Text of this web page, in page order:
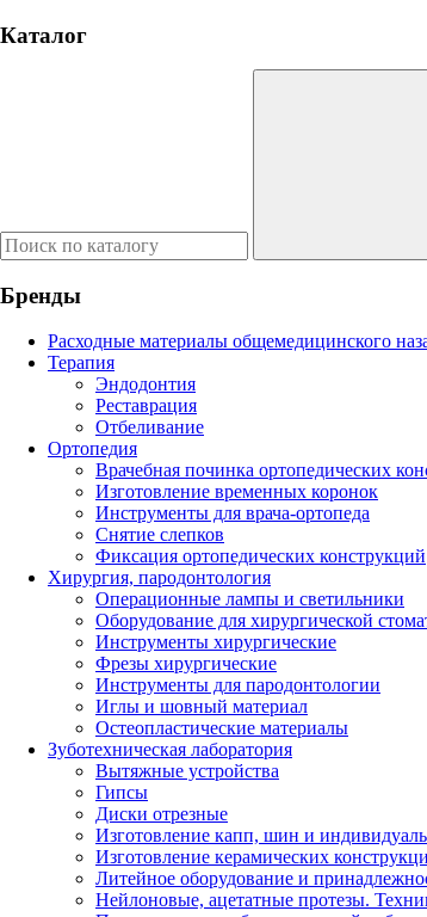
Каталог
Бренды
Расходные материалы общемедицинского
Терапия
Эндодонтия
Реставрация
Отбеливание
Ортопедия
Врачебная починка ортопедических
Изготовление временных коронок
Инструменты для врача-ортопеда
Снятие слепков
Фиксация ортопедических конструкций
Хирургия, пародонтология
Операционные лампы и светильники
Оборудование для хирургической
Инструменты хирургические
Фрезы хирургические
Инструменты для пародонтологии
Иглы и шовный материал
Остеопластические материалы
Зуботехническая лаборатория
Вытяжные устройства
Гипсы
Диски отрезные
Изготовление капп, шин и
Изготовление керамических
Литейное оборудование и
Нейлоновые, ацетатные протезы.